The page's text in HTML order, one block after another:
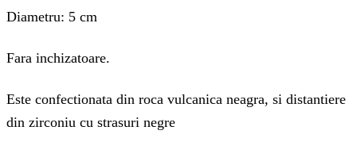
Diametru: 5 cm
Fara inchizatoare.
Este confectionata din roca vulcanica neagra, si distantiere
din zirconiu cu strasuri negre